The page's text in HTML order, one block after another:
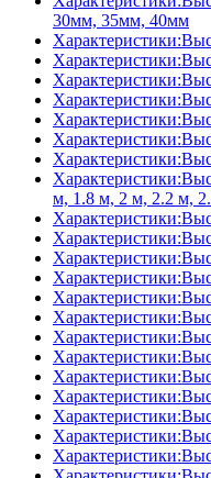
30мм, 35мм, 40мм
м, 1.8 м, 2 м, 2.2 м,